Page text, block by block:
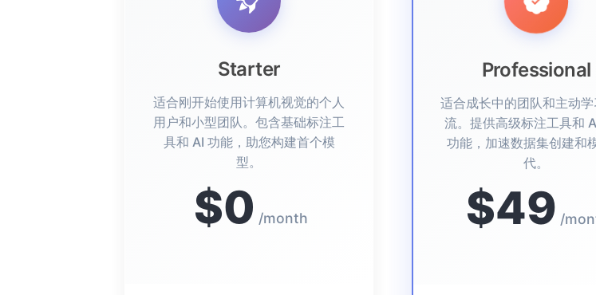
Starter
适合刚开始使用计算机视觉的个人
用户和小型团队。包含基础标注工
具和 AI 功能，助您构建首个模
型。
$0 /month
Professional
适合成长中的团队和主动
流。提供高级标注工具和
功能，加速数据集创建和
代。
$49 /